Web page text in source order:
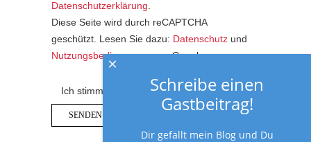
Datenschutzerklärung.
Diese Seite wird durch reCAPTCHA
geschützt. Lesen Sie dazu: Datenschutz und
Nutzungsbedingungenvon Google.
Ich stimme der Datenschutzerklärung zu.
Schreibe einen
Gastbeitrag!
Dir gefällt mein Blog und Du
×